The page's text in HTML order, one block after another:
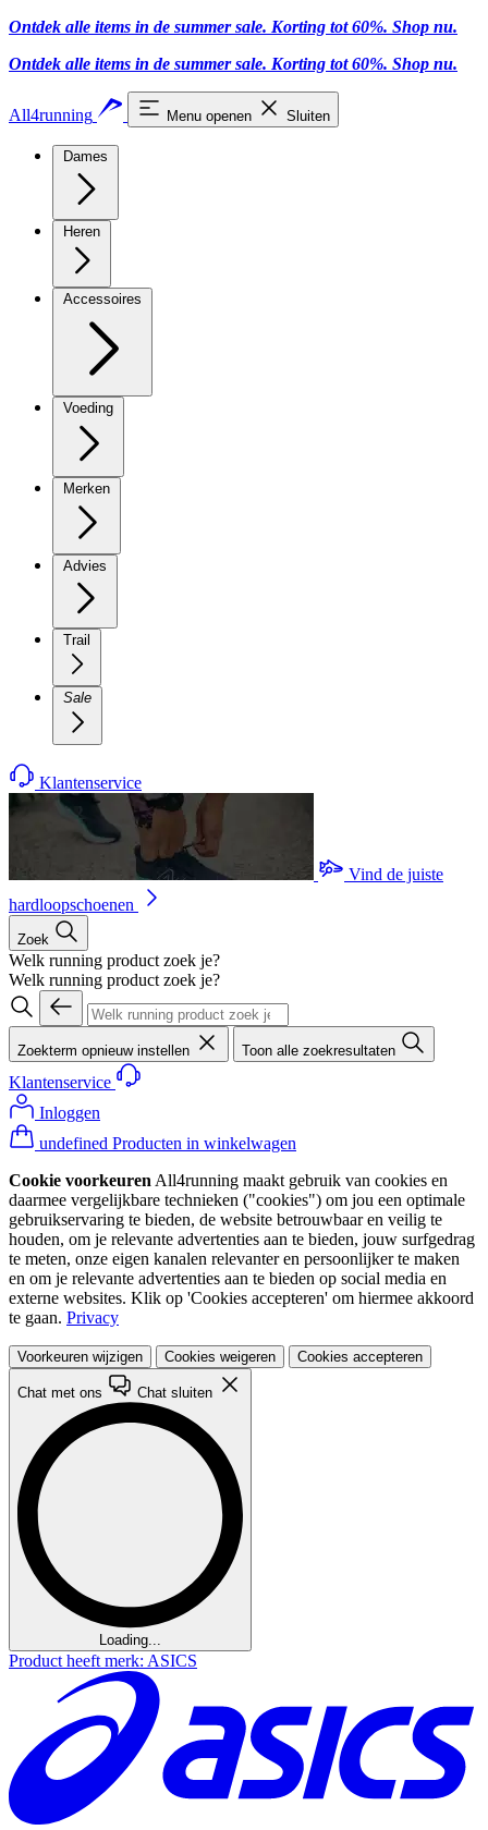
Ontdek alle items in de summer sale. Korting tot 60%. Shop nu.
Ontdek alle items in de summer sale. Korting tot 60%. Shop nu.
All4running Menu openen Sluiten
Dames
Heren
Accessoires
Voeding
Merken
Advies
Trail
Sale
Klantenservice
Vind de juiste
hardloopschoenen
Zoek
Welk running product zoek je?
Welk running product zoek je?
Zoekterm opnieuw instellen Toon alle zoekresultaten
Klantenservice
Inloggen
undefined Producten in winkelwagen
Cookie voorkeuren All4running maakt gebruik van cookies en
daarmee vergelijkbare technieken ("cookies") om jou een optimale
gebruikservaring te bieden, de website betrouwbaar en veilig te
houden, om je relevante advertenties aan te bieden, jouw surfgedrag
te meten, onze eigen kanalen relevanter en persoonlijker te maken
en om je relevante advertenties aan te bieden op social media en
externe websites. Klik op 'Cookies accepteren' om hiermee akkoord
te gaan. Privacy
Voorkeuren wijzigen Cookies weigeren Cookies accepteren
Chat met ons Chat sluiten
Loading...
Product heeft merk: ASICS